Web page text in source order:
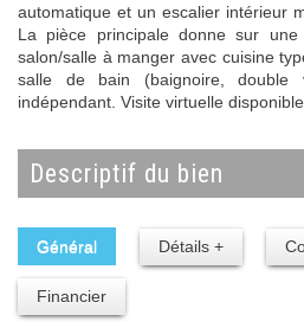
automatique et un escalier intérieur
La pièce principale donne sur
salon/salle à manger avec cuisine
salle de bain (baignoire,
indépendant. Visite virtuelle disponible.
descriptif du bien
Général Détails +
Financier